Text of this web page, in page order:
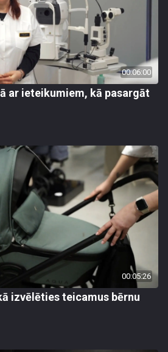
00:06:00
ar ieteikumiem, kā pasargāt
00:05:26
izvēlēties teicamus bērnu